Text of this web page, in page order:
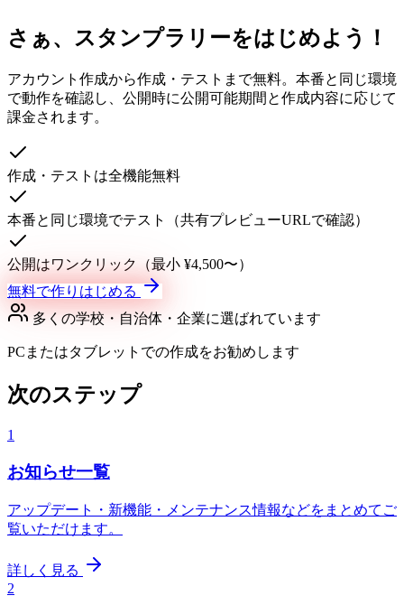
さぁ、スタンプラリーをはじめよう！
アカウント作成から作成・テストまで無料。本番と同じ環境
で動作を確認し、公開時に公開可能期間と作成内容に応じて
課金されます。
作成・テストは全機能無料
本番と同じ環境でテスト（共有プレビューURLで確認）
公開はワンクリック（最小 ¥4,500〜）
無料で作りはじめる
多くの学校・自治体・企業に選ばれています
PCまたはタブレットでの作成をお勧めします
次のステップ
1
お知らせ一覧
アップデート・新機能・メンテナンス情報などをまとめてご
覧いただけます。
詳しく見る
2